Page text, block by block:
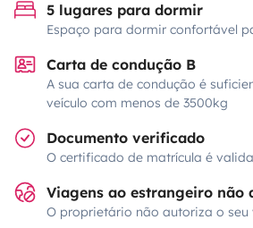
5 lugares para dormir
Espaço para dormir confortável
Carta de condução B
A sua carta de condução é
veículo com menos de 3500kg
Documento verificado
O certificado de matrícula é
Viagens ao estrangeiro não
O proprietário não autoriza o seu